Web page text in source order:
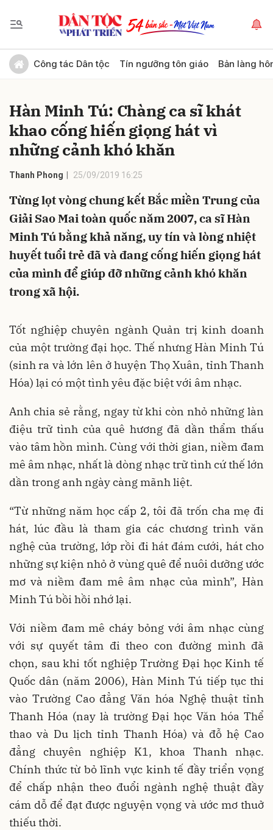
Công tác Dân tộc Tín ngưỡng tôn giáo Bản làng
Hàn Minh Tú: Chàng ca sĩ khát
khao cống hiến giọng hát vì
những cảnh khó khăn
Thanh Phong 25/09/2019 16:25
Từng lọt vòng chung kết Bắc miền Trung của
Giải Sao Mai toàn quốc năm 2007, ca sĩ Hàn
Minh Tú bằng khả năng, uy tín và lòng nhiệt
huyết tuổi trẻ đã và đang cống hiến giọng hát
của mình để giúp đỡ những cảnh khó khăn
trong xã hội.
Tốt nghiệp chuyên ngành Quản trị kinh doanh
của một trường đại học. Thế nhưng Hàn Minh Tú
(sinh ra và lớn lên ở huyện Thọ Xuân, tỉnh Thanh
Hóa) lại có một tình yêu đặc biệt với âm nhạc.
Anh chia sẻ rằng, ngay từ khi còn nhỏ những làn
điệu trữ tình của quê hương đã dần thẩm thấu
vào tâm hồn mình. Cùng với thời gian, niềm đam
mê âm nhạc, nhất là dòng nhạc trữ tình cứ thế lớn
dần trong anh ngày càng mãnh liệt.
“Từ những năm học cấp 2, tôi đã trốn cha mẹ đi
hát, lúc đầu là tham gia các chương trình văn
nghệ của trường, lớp rồi đi hát đám cưới, hát cho
những sự kiện nhỏ ở vùng quê để nuôi dưỡng ước
mơ và niềm đam mê âm nhạc của mình”, Hàn
Minh Tú bồi hồi nhớ lại.
Với niềm đam mê cháy bỏng với âm nhạc cùng
với sự quyết tâm đi theo con đường mình đã
chọn, sau khi tốt nghiệp Trường Đại học Kinh tế
Quốc dân (năm 2006), Hàn Minh Tú tiếp tục thi
vào Trường Cao đẳng Văn hóa Nghệ thuật tỉnh
Thanh Hóa (nay là trường Đại học Văn hóa Thể
thao và Du lịch tỉnh Thanh Hóa) và đỗ hệ Cao
đẳng chuyên nghiệp K1, khoa Thanh nhạc.
Chính thức từ bỏ lĩnh vực kinh tế đầy triển vọng
để chấp nhận theo đuổi ngành nghệ thuật đầy
cám dỗ để đạt được nguyện vọng và ước mơ thuở
thiếu thời.
Gửi bình luận